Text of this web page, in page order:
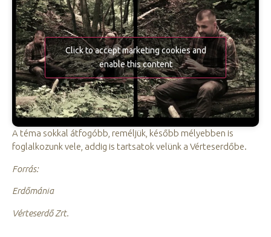
Click to accept marketing cookies and
enable this content
A téma sokkal átfogóbb, reméljük, később mélyebben is
foglalkozunk vele, addig is tartsatok velünk a Vérteserdőbe.
Forrás:
Erdőmánia
Vérteserdő Zrt.